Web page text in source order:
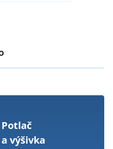
Potlač
a výšivka